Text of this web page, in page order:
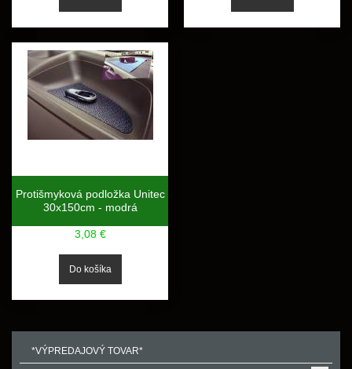
Protišmyková podložka Unitec
30x150cm - modrá
3,08 €
*VÝPREDAJOVÝ TOVAR*